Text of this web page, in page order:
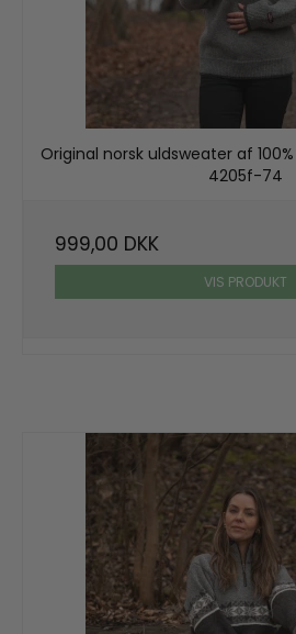
Original norsk uldsweater af
4205f-74
999,00 DKK
VIS PRODUKT